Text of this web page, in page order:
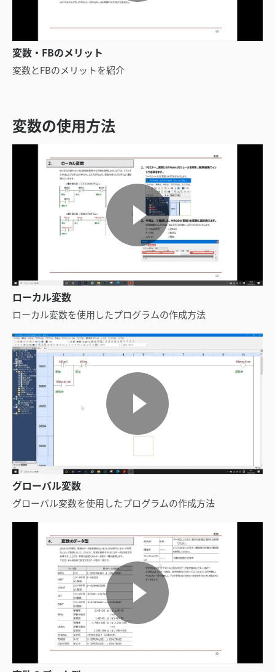
変数・FBのメリット
変数とFBのメリットを紹介
変数の使用方法
ローカル変数
ローカル変数を使用したプログラムの作成方法
グローバル変数
グローバル変数を使用したプログラムの作成方法